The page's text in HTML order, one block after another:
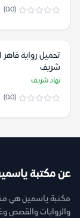
(0.0)
تحميل رواية قاهر
شريف
نهاد شريف
(0.0)
عن مكتبة
مكتبة ياسمين هي